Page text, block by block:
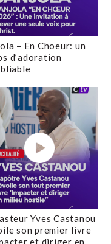
– En Choeur: un
d’adoration
Yves Castanou
son premier livre
et diriger en